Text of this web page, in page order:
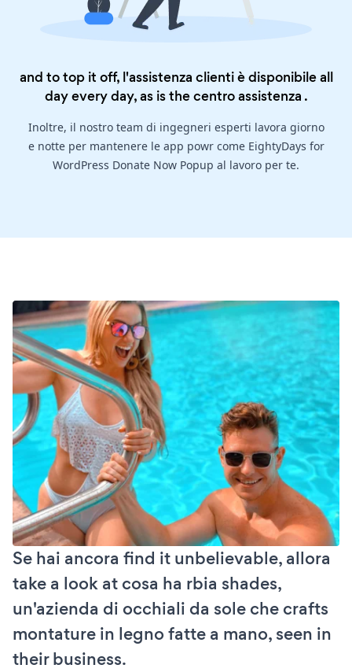
and to top it off, l'assistenza clienti è disponibile all
day every day, as is thecentro assistenza .
Inoltre, il nostro team di ingegneri esperti lavora giorno
e notte per mantenere le app powr come EightyDays for
WordPress Donate Now Popup al lavoro per te.
Se hai ancora find it unbelievable, allora
take a look at cosa ha rbia shades,
un'azienda di occhiali da sole che crafts
montature in legno fatte a mano, seen in
their business.